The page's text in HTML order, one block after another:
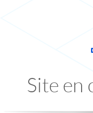
Site en